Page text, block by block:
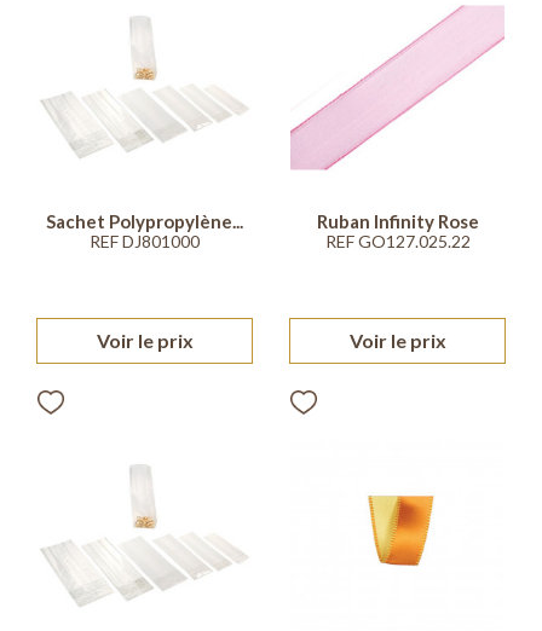
Sachet Polypropylène...
REF DJ801000
Voir le prix
Ruban Infinity Rose
REF GO127.025.22
Voir le prix